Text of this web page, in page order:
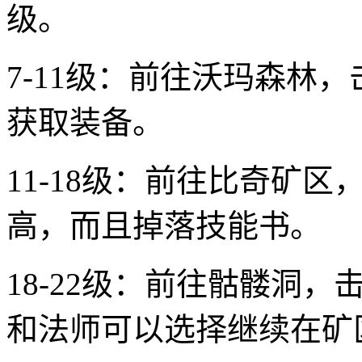
级。
7-11级：前往沃玛森林
获取装备。
11-18级：前往比奇矿区
高，而且掉落技能书。
18-22级：前往骷髅洞，
和法师可以选择继续在